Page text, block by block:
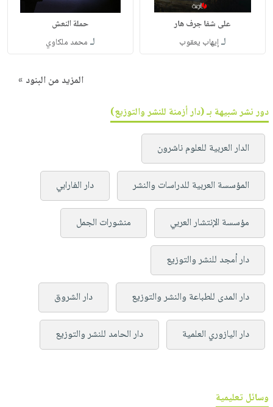
على شفا جرف هار
لـإيهاب يعقوب
حملة النعش
لـ محمد ملكاوي
المزيد من البنود »
دور نشر شبيهة بـ (دار أزمنة للنشر والتوزيع)
الدار العربية للعلوم ناشرون
المؤسسة العربية للدراسات والنشر دار الفارابي
مؤسسة الإنتشار العربي منشورات الجمل
دار أمجد للنشر والتوزيع
دار المدى للطباعة والنشر والتوزيع دار الشروق
دار اليازوري العلمية دار الحامد للنشر والتوزيع
وسائل تعليمية